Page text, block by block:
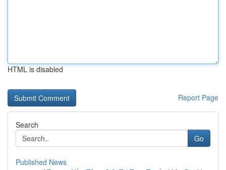
HTML is disabled
Report Page
Search
Go
Published News